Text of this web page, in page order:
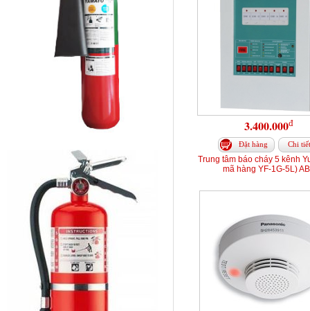
3.400.000đ
Đặt hàng Chi tiết
Trung tâm báo cháy 5 kênh
mã hàng YF-1G-5L)